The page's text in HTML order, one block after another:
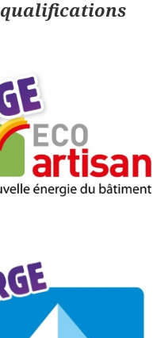
qualifications